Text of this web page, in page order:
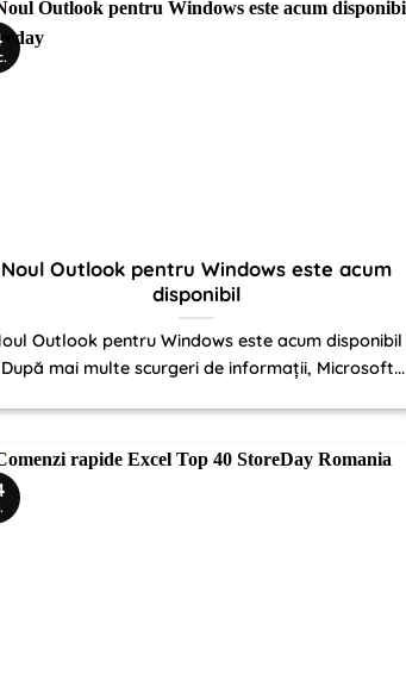
Noul Outlook pentru Windows este acum
disponibil
Outlook pentru Windows este acum disponibil
mai multe scurgeri de informații, Microsoft...